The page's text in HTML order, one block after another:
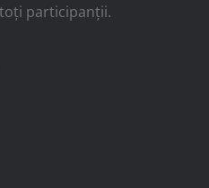
participanții.